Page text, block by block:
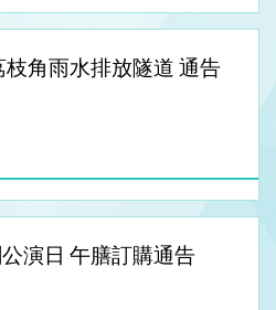
角雨水排放隧道 通告
演日 午膳訂購通告